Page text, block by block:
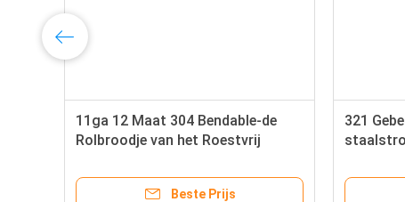
11ga 12 Maat 304 Bendable-de
Rolbroodje van het Roestvrij
Reeksen 400 Reeksen
Beste Prijs
321